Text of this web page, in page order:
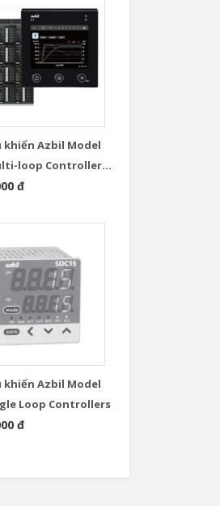
khiển Azbil Model
loop Controller
Display
đ
khiển Azbil Model
Loop Controllers
đ